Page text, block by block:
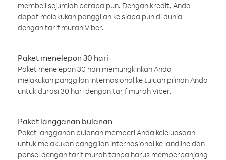
membeli sejumlah berapa pun. Dengan kredit, Anda
dapat melakukan panggilan ke siapa pun di dunia
dengan tarif murah Viber.
Paket menelepon 30 hari
Paket menelepon 30 hari memungkinkan Anda
melakukan panggilan internasional ke tujuan pilihan Anda
untuk durasi 30 hari dengan tarif murah Viber.
Paket langganan bulanan
Paket langganan bulanan memberi Anda keleluasaan
untuk melakukan panggilan internasional ke landline dan
ponsel dengan tarif murah tanpa harus memperpanjang